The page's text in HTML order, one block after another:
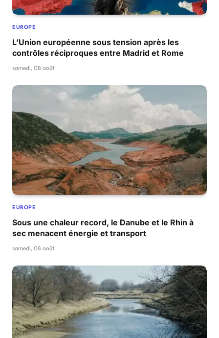
EUROPE
L’Union européenne sous tension après les
contrôles réciproques entre Madrid et Rome
samedi, 08 août
EUROPE
Sous une chaleur record, le Danube et le Rhin à
sec menacent énergie et transport
samedi, 08 août